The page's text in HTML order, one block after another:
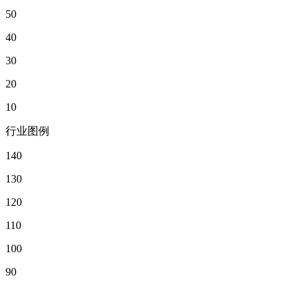
50
40
30
20
10
行业图例
140
130
120
110
100
90